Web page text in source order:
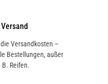
Versandkosten –
Bestellungen, außer
B. Reifen.